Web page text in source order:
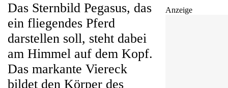
Anzeige
Das Sternbild Pegasus, das
ein fliegendes Pferd
darstellen soll, steht dabei
am Himmel auf dem Kopf.
Das markante Viereck
bildet den Körper des